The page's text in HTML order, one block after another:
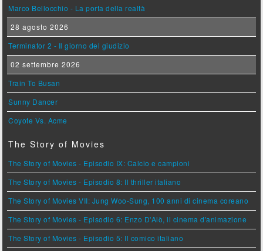
Marco Bellocchio - La porta della realtà
28 agosto 2026
Terminator 2 - Il giorno del giudizio
02 settembre 2026
Train To Busan
Sunny Dancer
Coyote Vs. Acme
The Story of Movies
The Story of Movies - Episodio IX: Calcio e campioni
The Story of Movies - Episodio 8: Il thriller italiano
The Story of Movies VII: Jung Woo-Sung, 100 anni di cinema coreano
The Story of Movies - Episodio 6: Enzo D'Alò, il cinema d'animazione
The Story of Movies - Episodio 5: Il comico italiano